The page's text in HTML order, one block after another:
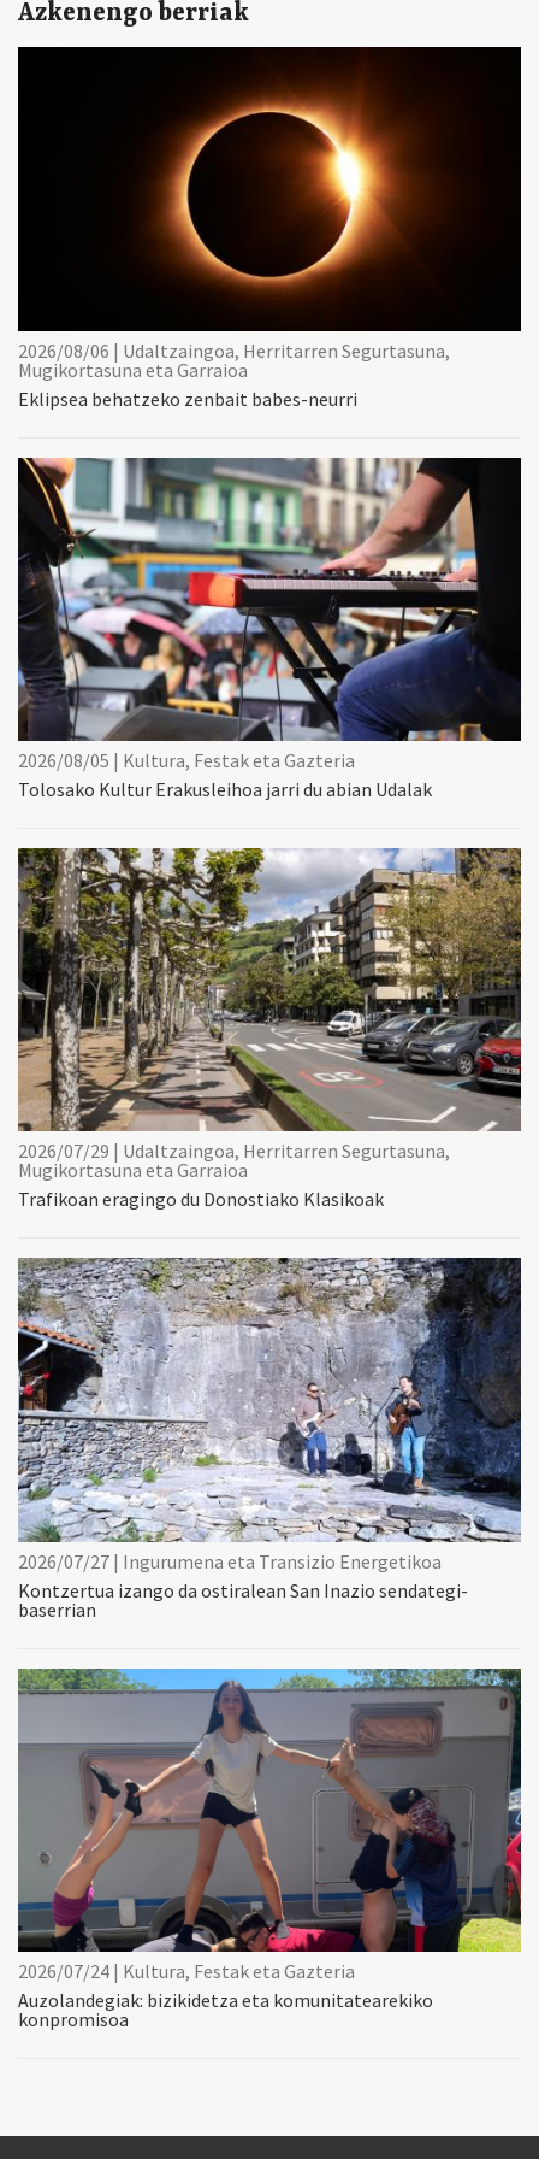
Azkenengo berriak
2026/08/06 | Udaltzaingoa, Herritarren Segurtasuna,
Mugikortasuna eta Garraioa
Eklipsea behatzeko zenbait babes-neurri
2026/08/05 | Kultura, Festak eta Gazteria
Tolosako Kultur Erakusleihoa jarri du abian Udalak
2026/07/29 | Udaltzaingoa, Herritarren Segurtasuna,
Mugikortasuna eta Garraioa
Trafikoan eragingo du Donostiako Klasikoak
2026/07/27 | Ingurumena eta Transizio Energetikoa
Kontzertua izango da ostiralean San Inazio sendategi-
baserrian
2026/07/24 | Kultura, Festak eta Gazteria
Auzolandegiak: bizikidetza eta komunitatearekiko
konpromisoa